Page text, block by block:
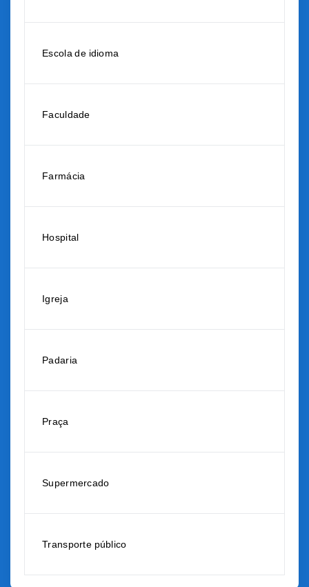
Escola de idioma
Faculdade
Farmácia
Hospital
Igreja
Padaria
Praça
Supermercado
Transporte público